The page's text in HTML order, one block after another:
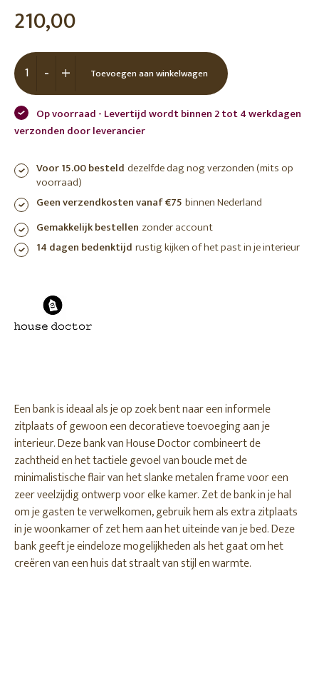
210,00
+
- Toevoegen aan winkelwagen
Op voorraad - Levertijd wordt binnen 2 tot 4 werkdagen
verzonden door leverancier
Voor 15.00 besteld dezelfde dag nog verzonden (mits op
voorraad)
Geen verzendkosten vanaf €75 binnen Nederland
Gemakkelijk bestellen zonder account
14 dagen bedenktijd rustig kijken of het past in je interieur
Een bank is ideaal als je op zoek bent naar een informele
zitplaats of gewoon een decoratieve toevoeging aan je
interieur. Deze bank van House Doctor combineert de
zachtheid en het tactiele gevoel van boucle met de
minimalistische flair van het slanke metalen frame voor een
zeer veelzijdig ontwerp voor elke kamer. Zet de bank in je hal
om je gasten te verwelkomen, gebruik hem als extra zitplaats
in je woonkamer of zet hem aan het uiteinde van je bed. Deze
bank geeft je eindeloze mogelijkheden als het gaat om het
creëren van een huis dat straalt van stijl en warmte.